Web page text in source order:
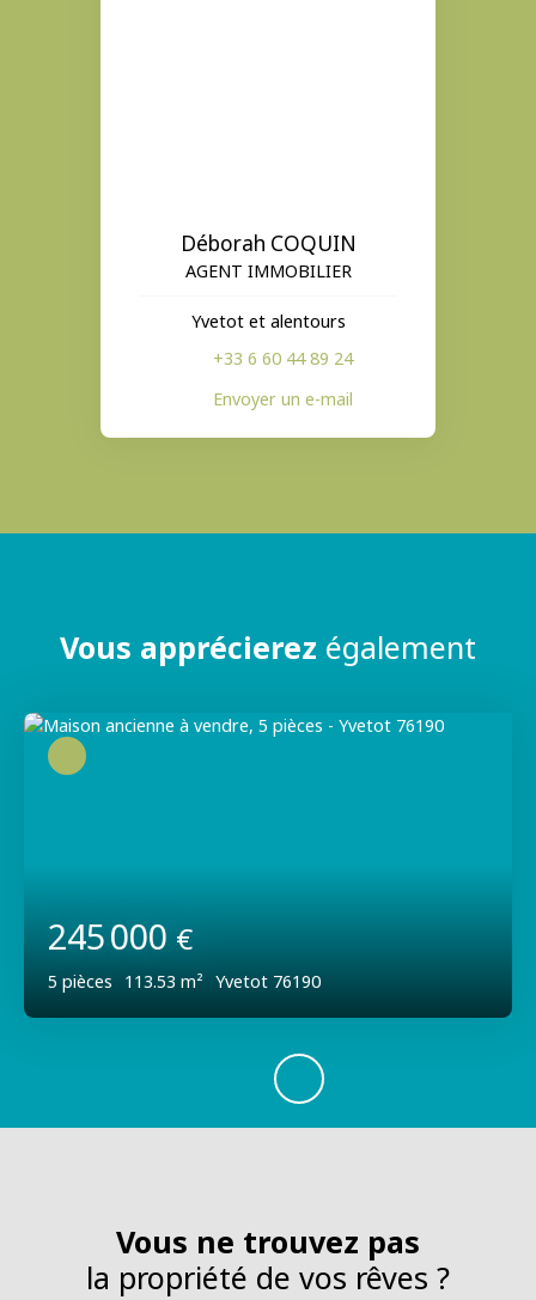
Déborah COQUIN
AGENT IMMOBILIER
Yvetot et alentours
+33 6 60 44 89 24
Envoyer un e-mail
Vous apprécierez également
245 000 €
5 pièces 113.53 m² Yvetot 76190
Vous ne trouvez pas
la propriété de vos rêves ?